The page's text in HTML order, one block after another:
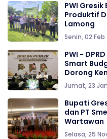
PWI
Produktif
Lamong
Senin, 02 Feb
PWI -
Smart
Dorong
Jumat, 23
Bupati
dan PT
Wartawan
Selasa, 25